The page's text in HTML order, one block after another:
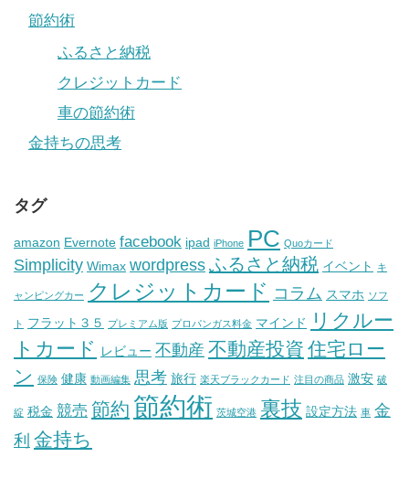
節約術
ふるさと納税
クレジットカード
車の節約術
金持ちの思考
タグ
amazon Evernote facebook ipad iPhone PC Quoカード
Simplicity Wimax wordpressふるさと納税 イベント キ
ャンピングカー クレジットカード コラム スマホ ソフ
ト フラット３５ プレミアム版 プロパンガス料金 マインド
リクルー
トカード
レビュー 不動産 不動産投資 住宅ロー
ン 保険 健康 動画編集 思考 旅行 楽天ブラックカード 注目の商品 激安 破
綻 税金 競売 節約 節約術 茨城空港 裏技 設定方法 車 金
利 金持ち